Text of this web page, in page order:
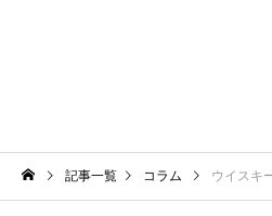
記事一覧 コラム ウイスキーと